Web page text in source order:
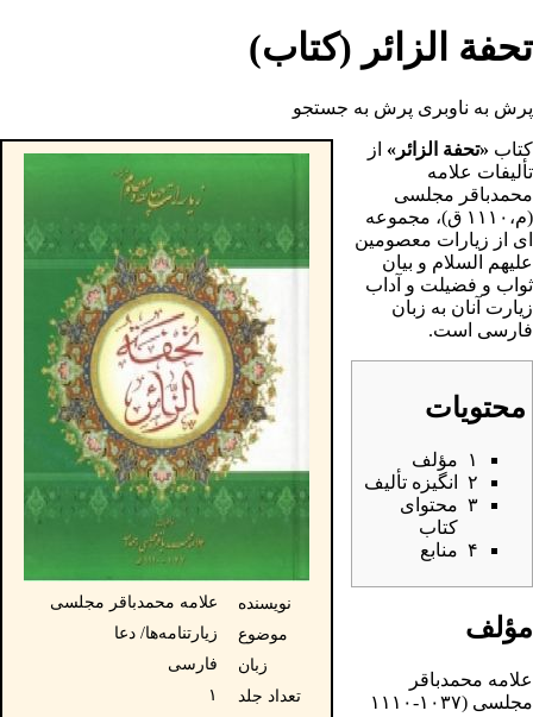
تحفة الزائر (کتاب)
پرش به ناوبری پرش به جستجو
نویسنده
علامه محمدباقر مجلسی
موضوع
زیارتنامه‌ها/ دعا
زبان
فارسی
تعداد جلد
۱
کتاب «تحفة الزائر» از
تألیفات علامه
محمدباقر مجلسی
(م،۱۱۱۰ ق)، مجموعه
ای از زیارات معصومین
علیهم السلام و بیان
ثواب و فضیلت و آداب
زیارت آنان به زبان
فارسی است.
محتویات
۱
مؤلف
۲
انگیزه تألیف
۳ محتوای
کتاب
۴ منابع
مؤلف
علامه محمدباقر
مجلسى
(۱۰۳۷-۱۱۱۰